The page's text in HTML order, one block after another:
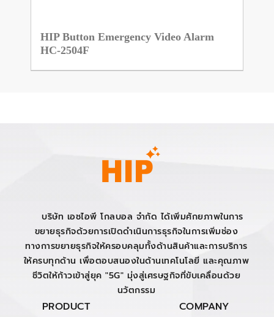
HIP Button Emergency Video Alarm
HC-2504F
บริษัท เอชไอพี โกลบอล จำกัด ได้เพิ่มศักยภาพในการ
ขยายธุรกิจด้วยการเปิดดำเนินการธุรกิจในการเพิ่มช่อง
ทางการขยายธุรกิจให้ครอบคลุมทั้งด้านสินค้าและการบริการ
ให้ครบทุกด้าน เพื่อตอบสนองในด้านเทคโนโลยี และคุณภาพ
ชีวิตให้ก้าวเข้าสู่ยุค "5G" มุ่งสู่เศรษฐกิจที่ขับเคลื่อนด้วย
นวัตกรรม
PRODUCT COMPANY